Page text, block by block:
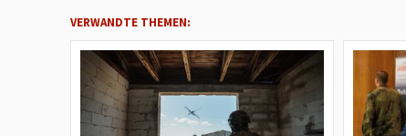
VERWANDTE THEMEN: